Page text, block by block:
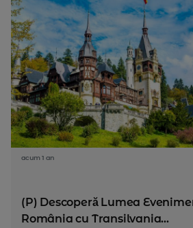
acum 1 an
(P) Descoperă Lumea
România cu Transilvania...